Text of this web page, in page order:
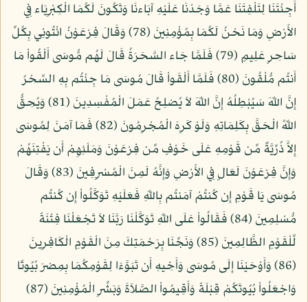
أَجِئْتَنَا لِتَلْفِتَنَا عَمَّا وَجَدْنَا عَلَيْهِ آبَاءنَا وَتَكُونَ لَكُمَا الْكِبْرِيَاء فِي
الأَرْضِ وَمَا نَحْنُ لَكُمَا بِمُؤْمِنِينَ (78) وَقَالَ فِرْعَوْنُ ائْتُونِي بِكُلِّ
سَاحِرٍ عَلِيمٍ (79) فَلَمَّا جَاء السَّحَرَةُ قَالَ لَهُم مُّوسَى أَلْقُواْ مَا
أَنتُم مُّلْقُونَ (80) فَلَمَّا أَلْقَواْ قَالَ مُوسَى مَا جِئْتُم بِهِ السِّحْرُ
إِنَّ اللّهَ سَيُبْطِلُهُ إِنَّ اللّهَ لاَ يُصْلِحُ عَمَلَ الْمُفْسِدِينَ (81) وَيُحِقُّ
اللّهُ الْحَقَّ بِكَلِمَاتِهِ وَلَوْ كَرِهَ الْمُجْرِمُونَ (82) فَمَا آمَنَ لِمُوسَى
إِلاَّ ذُرِّيَّةٌ مِّن قَوْمِهِ عَلَى خَوْفٍ مِّن فِرْعَوْنَ وَمَلَئِهِمْ أَن يَفْتِنَهُمْ
وَإِنَّ فِرْعَوْنَ لَعَالٍ فِي الأَرْضِ وَإِنَّهُ لَمِنَ الْمُسْرِفِينَ (83) وَقَالَ
مُوسَى يَا قَوْمِ إِن كُنتُمْ آمَنتُم بِاللّهِ فَعَلَيْهِ تَوَكَّلُواْ إِن كُنتُم
مُّسْلِمِينَ (84) فَقَالُواْ عَلَى اللّهِ تَوَكَّلْنَا رَبَّنَا لاَ تَجْعَلْنَا فِتْنَةً
لِّلْقَوْمِ الظَّالِمِينَ (85) وَنَجِّنَا بِرَحْمَتِكَ مِنَ الْقَوْمِ الْكَافِرِينَ
(86) وَأَوْحَيْنَا إِلَى مُوسَى وَأَخِيهِ أَن تَبَوَّءَا لِقَوْمِكُمَا بِمِصْرَ بُيُوتًا
وَاجْعَلُواْ بُيُوتَكُمْ قِبْلَةً وَأَقِيمُواْ الصَّلاَةَ وَبَشِّرِ الْمُؤْمِنِينَ (87)